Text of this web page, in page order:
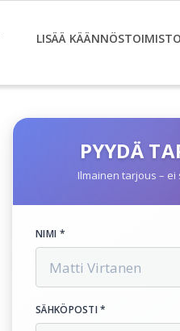
LISÄÄ KÄÄNNÖSTOIMISTO
PYYDÄ
Ilmainen tarjous –
NIMI *
SÄHKÖPOSTI *